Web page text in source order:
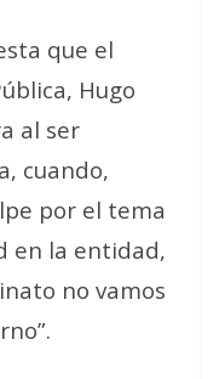
que el
Hugo
al ser
cuando,
por el tema
en la entidad,
no vamos